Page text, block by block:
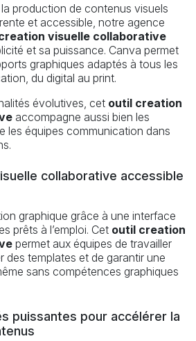
production de contenus visuels
et accessible, notre agence
visuelle collaborative
et sa puissance. Canva permet
graphiques adaptés à tous les
du digital au print.
évolutives, cet outil creation
accompagne aussi bien les
les équipes communication dans
collaborative accessible
graphique grâce à une interface
prêts à l’emploi. Cet outil creation
permet aux équipes de travailler
des templates et de garantir une
sans compétences graphiques
puissantes pour accélérer la